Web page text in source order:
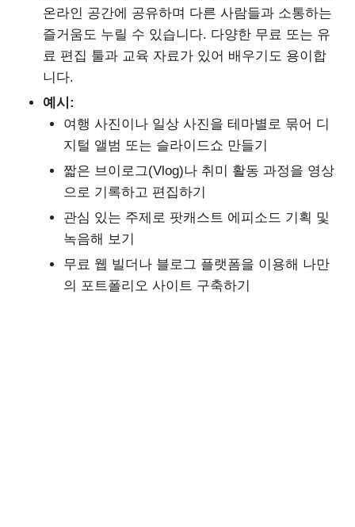
온라인 공간에 공유하며 다른 사람들과 소통하는
즐거움도 누릴 수 있습니다. 다양한 무료 또는 유
료 편집 툴과 교육 자료가 있어 배우기도 용이합
니다.
예시:
여행 사진이나 일상 사진을 테마별로 묶어 디
지털 앨범 또는 슬라이드쇼 만들기
짧은 브이로그(Vlog)나 취미 활동 과정을 영상
으로 기록하고 편집하기
관심 있는 주제로 팟캐스트 에피소드 기획 및
녹음해 보기
무료 웹 빌더나 블로그 플랫폼을 이용해 나만
의 포트폴리오 사이트 구축하기